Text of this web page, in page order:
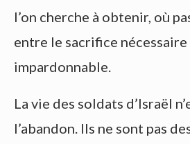
l’on cherche à obtenir, où
entre le sacrifice nécessaire
impardonnable.
La vie des soldats d’Israël
l’abandon. Ils ne sont pas